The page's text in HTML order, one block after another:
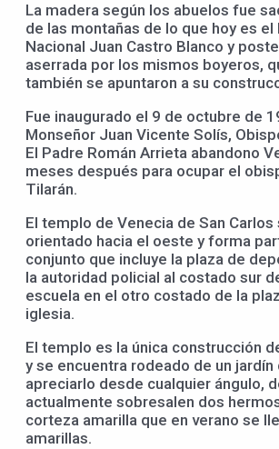
La madera según los abuelos fue
de las montañas de lo que hoy es el
Nacional Juan Castro Blanco y
aserrada por los mismos boyeros,
también se apuntaron a su
Fue inaugurado el 9 de octubre de
Monseñor Juan Vicente Solís,
El Padre Román Arrieta abandono
meses después para ocupar el
Tilarán.
El templo de Venecia de San
orientado hacia el oeste y forma
conjunto que incluye la plaza de
la autoridad policial al costado sur
escuela en el otro costado de la
iglesia.
El templo es la única construcción
y se encuentra rodeado de un
apreciarlo desde cualquier ángulo,
actualmente sobresalen dos
corteza amarilla que en verano se
amarillas.